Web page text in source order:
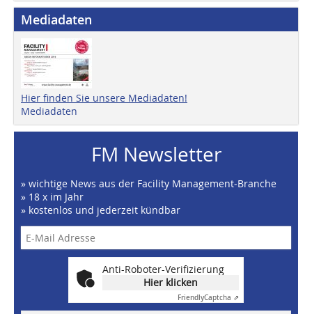
Mediadaten
Hier finden Sie unsere Mediadaten!
Mediadaten
FM Newsletter
» wichtige News aus der Facility Management-Branche
» 18 x im Jahr
» kostenlos und jederzeit kündbar
Anti-Roboter-Verifizierung
Hier klicken
FriendlyCaptcha ⇗